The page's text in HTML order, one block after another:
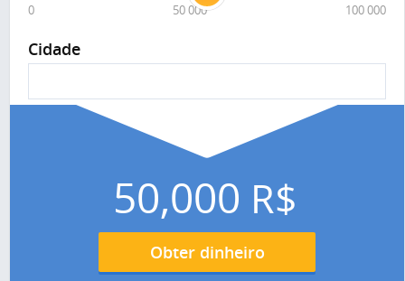
0 50 000 100 000
Cidade
50,000 R$
Obter dinheiro